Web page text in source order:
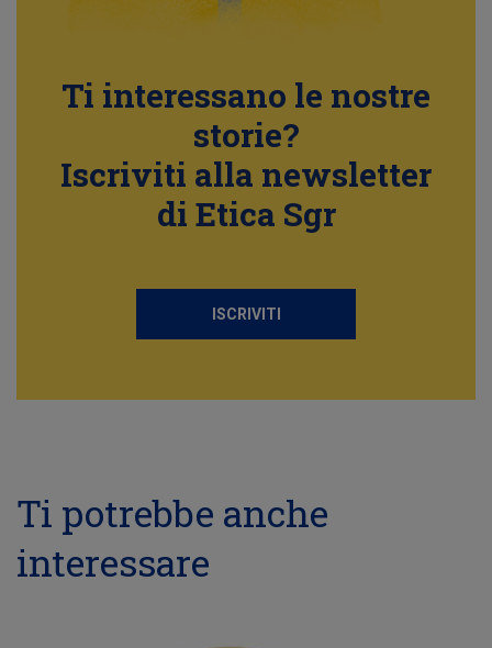
Ti interessano le nostre
storie?
Iscriviti alla newsletter
di Etica Sgr
ISCRIVITI
Ti potrebbe anche
interessare